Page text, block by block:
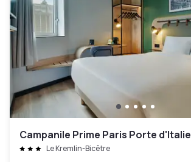
Campanile Prime Paris Porte d'Italie
Le Kremlin-Bicêtre